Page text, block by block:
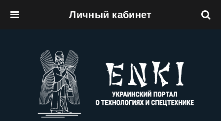
Личный кабинет